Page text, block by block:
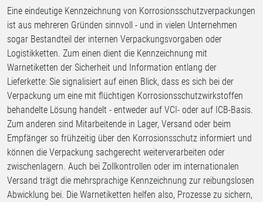
Eine eindeutige Kennzeichnung von Korrosionsschutzverpackungen
ist aus mehreren Gründen sinnvoll - und in vielen Unternehmen
sogar Bestandteil der internen Verpackungsvorgaben oder
Logistikketten. Zum einen dient die Kennzeichnung mit
Warnetiketten der Sicherheit und Information entlang der
Lieferkette: Sie signalisiert auf einen Blick, dass es sich bei der
Verpackung um eine mit flüchtigen Korrosionsschutzwirkstoffen
behandelte Lösung handelt - entweder auf VCI- oder auf ICB-Basis.
Zum anderen sind Mitarbeitende in Lager, Versand oder beim
Empfänger so frühzeitig über den Korrosionsschutz informiert und
können die Verpackung sachgerecht weiterverarbeiten oder
zwischenlagern. Auch bei Zollkontrollen oder im internationalen
Versand trägt die mehrsprachige Kennzeichnung zur reibungslosen
Abwicklung bei. Die Warnetiketten helfen also, Prozesse zu sichern,